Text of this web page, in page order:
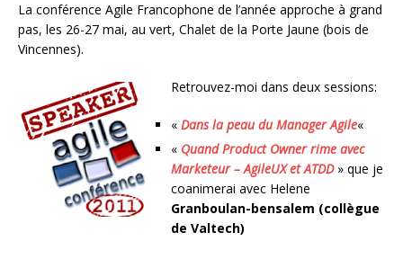
La conférence Agile Francophone de l’année approche à grand
pas, les 26-27 mai, au vert, Chalet de la Porte Jaune (bois de
Vincennes).
Retrouvez-moi dans deux sessions:
« Dans la peau du Manager Agile«
« Quand Product Owner rime avec
Marketeur – AgileUX et ATDD» que je
coanimerai avec Helene
Granboulan-bensalem (collègue
de Valtech)